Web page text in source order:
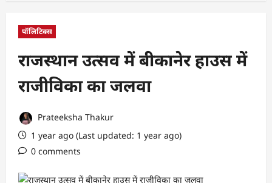
पॉलिटिक्स
राजस्थान उत्सव में बीकानेर हाउस में
राजीविका का जलवा
Prateeksha Thakur
1 year ago (Last updated: 1 year ago)
0 comments